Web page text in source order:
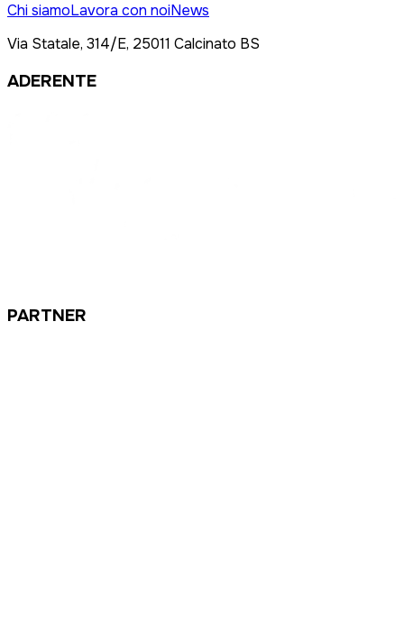
Chi siamoLavora con noiNews
Via Statale, 314/E, 25011 Calcinato BS
ADERENTE
PARTNER